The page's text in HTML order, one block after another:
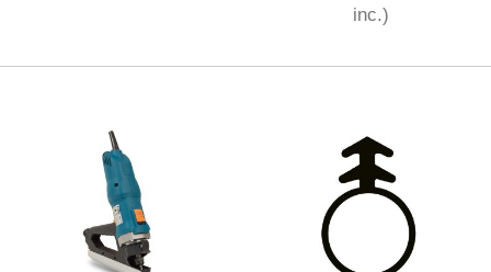
inc.)